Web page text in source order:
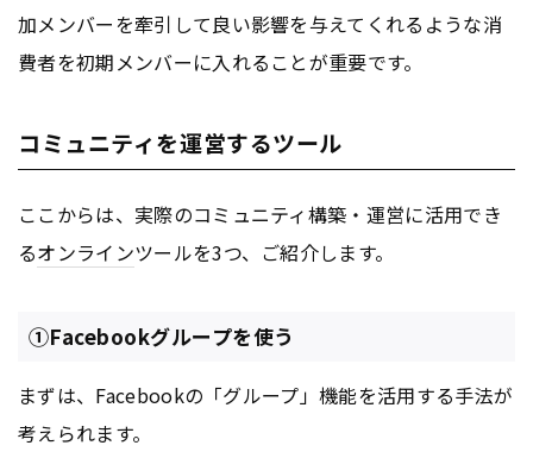
加メンバーを牽引して良い影響を与えてくれるような消
費者を初期メンバーに入れることが重要です。
コミュニティを運営するツール
ここからは、実際のコミュニティ構築・運営に活用でき
るオンラインツールを3つ、ご紹介します。
①Facebookグループを使う
まずは、Facebookの「グループ」機能を活用する手法が
考えられます。